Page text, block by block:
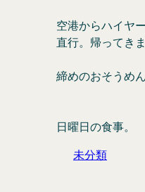
空港からハイヤ
直行。帰ってき
締めのおそうめ
日曜日の食事。
未分類